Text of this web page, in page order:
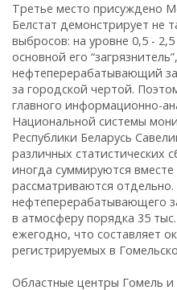
Третье место присуждено
Белстат демонстрирует не
выбросов: на уровне 0,5 -
основной его
нефтеперерабатывающий
за городской чертой.
главного информационно-
Национальной системы
Республики Беларусь
различных статистических
иногда суммируются
рассматриваются
нефтеперерабатывающего
в атмосферу порядка 35
ежегодно, что составляет
регистрируемых в
Областные центры Гомель